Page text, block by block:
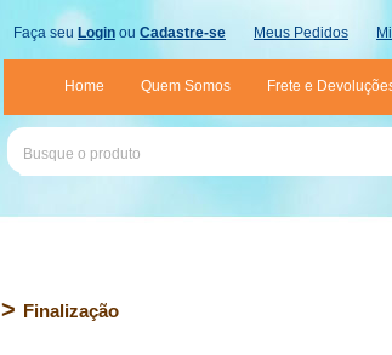
Faça seu Login ou Cadastre-se Meus Pedidos
Home Quem Somos Frete e
> Finalização